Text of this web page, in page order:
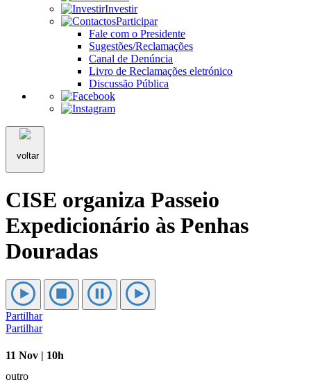
Investir
Participar
Fale com o Presidente
Sugestões/Reclamações
Canal de Denúncia
Livro de Reclamações eletrónico
Discussão Pública
voltar
CISE organiza Passeio
Expedicionário às Penhas
Douradas
Partilhar
Partilhar
11 Nov | 10h
outro